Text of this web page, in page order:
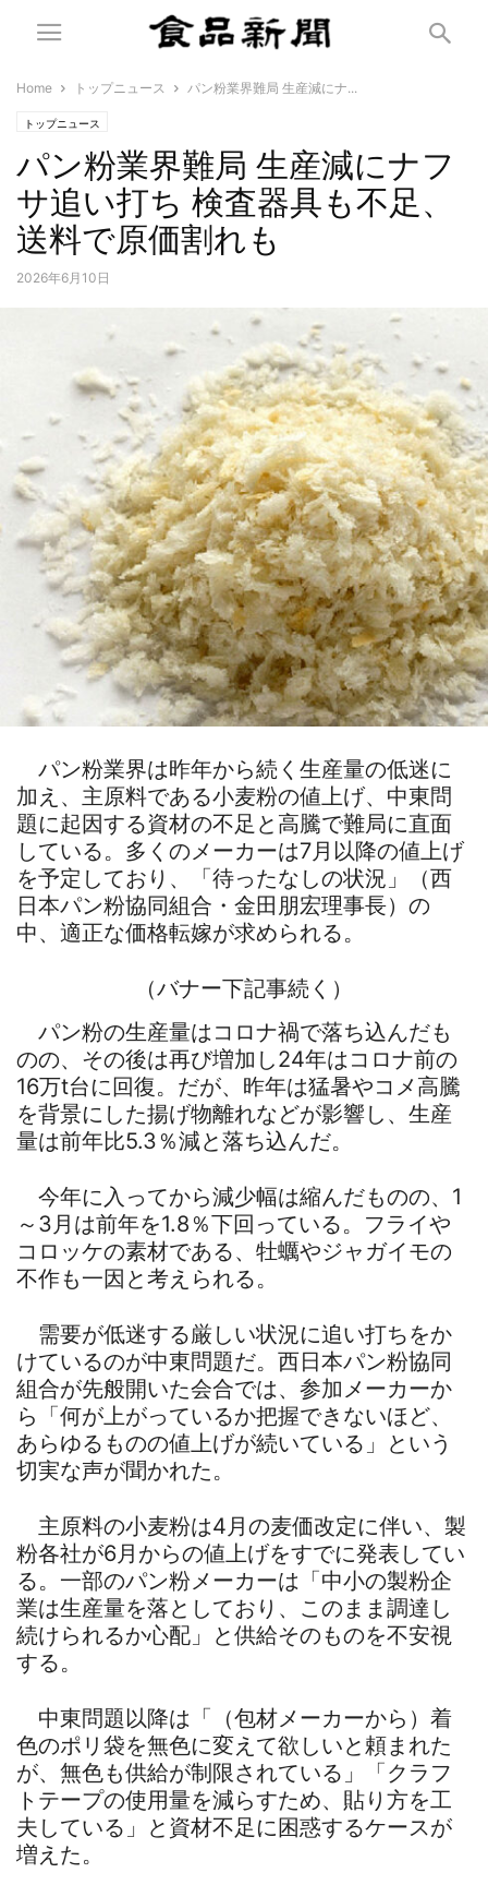
Home トップニュース パン粉業界難局 生産減にナ...
トップニュース
パン粉業界難局 生産減にナフ
サ追い打ち 検査器具も不足、
送料で原価割れも
2026年6月10日
パン粉業界は昨年から続く生産量の低迷に
加え、主原料である小麦粉の値上げ、中東問
題に起因する資材の不足と高騰で難局に直面
している。多くのメーカーは7月以降の値上げ
を予定しており、「待ったなしの状況」（西
日本パン粉協同組合・金田朋宏理事長）の
中、適正な価格転嫁が求められる。
（バナー下記事続く）
パン粉の生産量はコロナ禍で落ち込んだも
のの、その後は再び増加し24年はコロナ前の
16万t台に回復。だが、昨年は猛暑やコメ高騰
を背景にした揚げ物離れなどが影響し、生産
量は前年比5.3％減と落ち込んだ。
今年に入ってから減少幅は縮んだものの、1
～3月は前年を1.8％下回っている。フライや
コロッケの素材である、牡蠣やジャガイモの
不作も一因と考えられる。
需要が低迷する厳しい状況に追い打ちをか
けているのが中東問題だ。西日本パン粉協同
組合が先般開いた会合では、参加メーカーか
ら「何が上がっているか把握できないほど、
あらゆるものの値上げが続いている」という
切実な声が聞かれた。
主原料の小麦粉は4月の麦価改定に伴い、製
粉各社が6月からの値上げをすでに発表してい
る。一部のパン粉メーカーは「中小の製粉企
業は生産量を落としており、このまま調達し
続けられるか心配」と供給そのものを不安視
する。
中東問題以降は「（包材メーカーから）着
色のポリ袋を無色に変えて欲しいと頼まれた
が、無色も供給が制限されている」「クラフ
トテープの使用量を減らすため、貼り方を工
夫している」と資材不足に困惑するケースが
増えた。